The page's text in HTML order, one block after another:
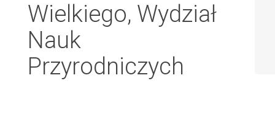
Wielkiego, Wydział
Nauk
Przyrodniczych